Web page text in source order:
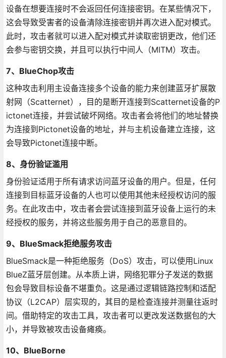
设备在想要连接时不会返回任何连接密钥。在某些情况下，
这会导致受害者的设备清除连接密钥并再次进入配对模式。
此时，攻击者就可以进入配对模式并读取密钥更改，他们还
会参与密钥交换，并且可以执行中间人（MITM）攻击。
7、BlueChop攻击
这种攻击利用主设备连接多个设备的能力来创建蓝牙扩展散
射网（Scatternet），目的是断开连接到Scatternet设备的P
ictonet连接，并尝试破坏网络。攻击者会将他们的地址替换
为连接到Pictonet设备的地址，并与主机设备建立连接，这
会导致Pictonet连接中断。
8、身份验证滥用
身份验证适用于所有请求访问蓝牙设备的用户。但是，任何
连接到目标蓝牙设备的人也可以使用其他未经授权访问的服
务。在此攻击中，攻击者会尝试连接到蓝牙设备上运行的未
经授权的服务，并将这些服务用于自己的恶意目的。
9、BlueSmack拒绝服务攻击
BlueSmack是一种拒绝服务（DoS）攻击，可以使用Linux
BlueZ蓝牙层创建。从本质上讲，网络犯罪分子发送的数据
包会导致目标设备不堪重负。这是通过逻辑链路控制和适配
协议（L2CAP）层实现的，其目的是检查连接并测量往返时
间。借助特定的攻击工具，攻击者可以更改发送数据包的大
小，并导致被攻击设备瘫痪。
10、BlueBorne